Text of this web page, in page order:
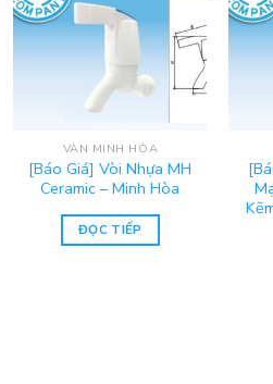
VAN MINH HÒA
[Báo Giá] Vòi Nhựa MH
Ceramic – Minh Hòa
ĐỌC TIẾP